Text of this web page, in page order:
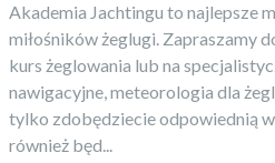
Akademia Jachtingu to najlepsze
miłośników żeglugi. Zapraszamy
kurs żeglowania lub na
nawigacyjne, meteorologia dla
tylko zdobędziecie odpowiednią
również będ...